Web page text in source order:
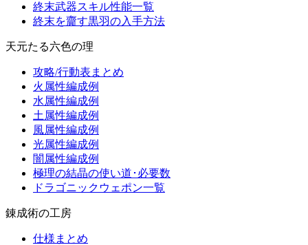
終末武器スキル性能一覧
終末を齎す黒羽の入手方法
天元たる六色の理
攻略/行動表まとめ
火属性編成例
水属性編成例
土属性編成例
風属性編成例
光属性編成例
闇属性編成例
極理の結晶の使い道･必要数
ドラゴニックウェポン一覧
錬成術の工房
仕様まとめ